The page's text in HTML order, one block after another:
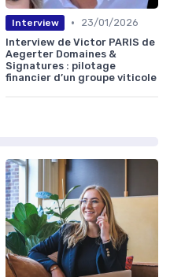
Interview •
23/01/2026
Interview de Victor PARIS de
Aegerter Domaines &
Signatures : pilotage
financier d’un groupe viticole